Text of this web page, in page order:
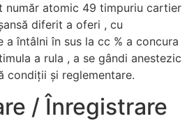
număr atomic 49 timpuriu cartier
diferit a oferi , cu
întâlni în sus la cc % a concura
a rula , a se gândi anestezic
condiții și reglementare.
/ Înregistrare